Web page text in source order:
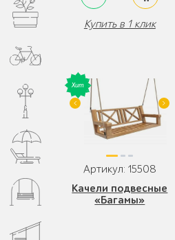
Купить в 1 клик
Артикул: 15508
Качели подвесные
«Багамы»